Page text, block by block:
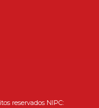
reservados NIPC: